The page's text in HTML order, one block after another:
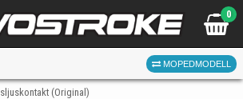
0
MOPEDMODELL
(Original)